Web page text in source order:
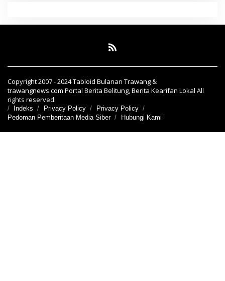
Copyright 2007 - 2024 Tabloid Bulanan Trawang &
trawangnews.com Portal Berita Belitung, Berita Kearifan Lokal All
rights reserved.
Indeks Privacy Policy
Privacy Policy
Pedoman Pemberitaan Media Siber
Hubungi Kami